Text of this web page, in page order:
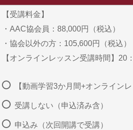
【受講料金】
・AAC協会員：88,000円（税込）
・協会以外の方：105,600円（税込）
【オンラインレッスン受講時間】20
【動画学習3か月間+オンライン
受講しない（申込済み含）
申込み（次回開講で受講）